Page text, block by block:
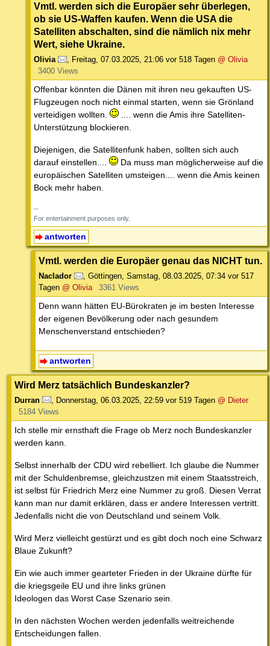
Vmtl. werden sich die Europäer sehr überlegen,
ob sie US-Waffen kaufen. Wenn die USA die
Satelliten abschalten, sind die nämlich nix mehr
Wert, siehe Ukraine.
Olivia , Freitag, 07.03.2025, 21:06 vor 518 Tagen @ Olivia
3400 Views
Offenbar könnten die Dänen mit ihren neu gekauften US-
Flugzeugen noch nicht einmal starten, wenn sie Grönland
verteidigen wollten.
.... wenn die Amis ihre Satelliten-
Unterstützung blockieren.
Diejenigen, die Satellitenfunk haben, sollten sich auch
darauf einstellen....
Da muss man möglicherweise auf die
europäischen Satelliten umsteigen.... wenn die Amis keinen
Bock mehr haben.
--
For entertainment purposes only.
antworten
Vmtl. werden die Europäer genau das NICHT tun.
Naclador , Göttingen, Samstag, 08.03.2025, 07:34 vor 517
Tagen @ Olivia 3361 Views
Denn wann hätten EU-Bürokraten je im besten Interesse
der eigenen Bevölkerung oder nach gesundem
Menschenverstand entschieden?
antworten
Wird Merz tatsächlich Bundeskanzler?
Durran Donnerstag, 06.03.2025, 22:59 vor 519 Tagen @ Dieter
5184 Views
Ich stelle mir ernsthaft die Frage ob Merz noch Bundeskanzler
werden kann.
Selbst innerhalb der CDU wird rebelliert. Ich glaube die Nummer
mit der Schuldenbremse, gleichzustzen mit einem Staatsstreich,
ist selbst für Friedrich Merz eine Nummer zu groß. Diesen Verrat
kann man nur damit erklären, dass er andere Interessen vertritt.
Jedenfalls nicht die von Deutschland und seinem Volk.
Wird Merz vielleicht gestürzt und es gibt doch noch eine Schwarz
Blaue Zukunft?
Ein wie auch immer gearteter Frieden in der Ukraine dürfte für
die kriegsgeile EU und ihre links grünen
Ideologen das Worst Case Szenario sein.
In den nächsten Wochen werden jedenfalls weitreichende
Entscheidungen fallen.